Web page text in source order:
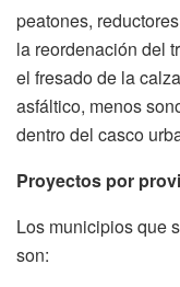
peatones,
la reordenación del
el fresado de la
asfáltico, menos
dentro del casco
Proyectos por
Los municipios que
son: